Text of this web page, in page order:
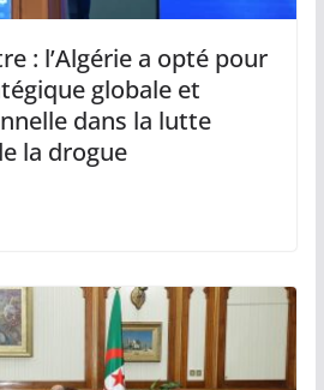
: l’Algérie a opté pour
globale et
dans la lutte
la drogue